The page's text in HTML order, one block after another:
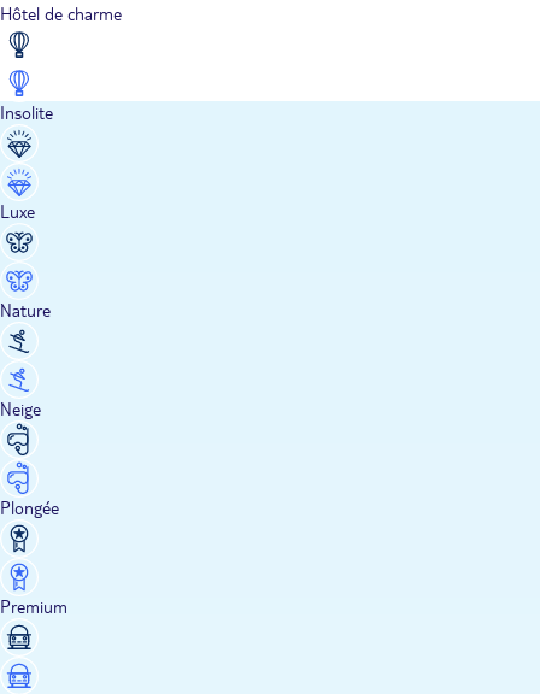
Hôtel de charme
Insolite
Luxe
Nature
Neige
Plongée
Premium